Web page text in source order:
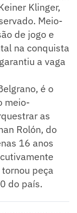
Klinger,
Meio-
de jogo e
na conquista
a vaga
é o
meio-
as
Rolón, do
16 anos
peça
do país.